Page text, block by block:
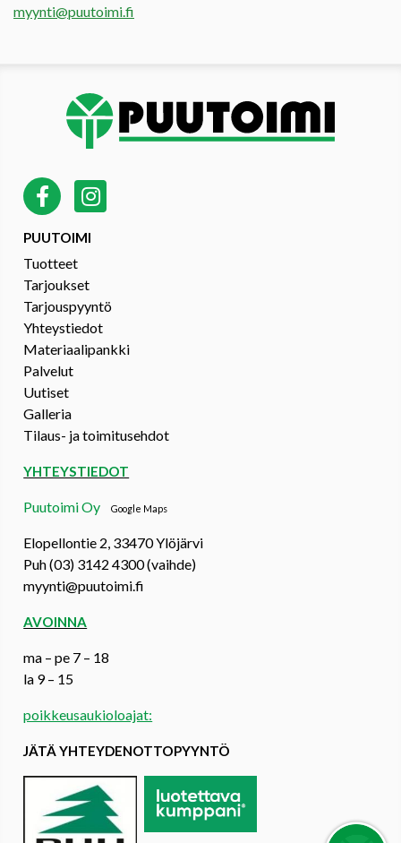
myynti@puutoimi.fi
PUUTOIMI
Tuotteet
Tarjoukset
Tarjouspyyntö
Yhteystiedot
Materiaalipankki
Palvelut
Uutiset
Galleria
Tilaus- ja toimitusehdot
YHTEYSTIEDOT
Puutoimi OyGoogle Maps
Elopellontie 2, 33470 Ylöjärvi
Puh (03) 3142 4300 (vaihde)
myynti@puutoimi.fi
AVOINNA
ma – pe 7 – 18
la 9 – 15
poikkeusaukioloajat:
JÄTÄ YHTEYDENOTTOPYYNTÖ